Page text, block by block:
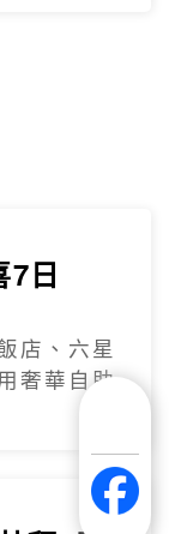
雲橋.膠囊